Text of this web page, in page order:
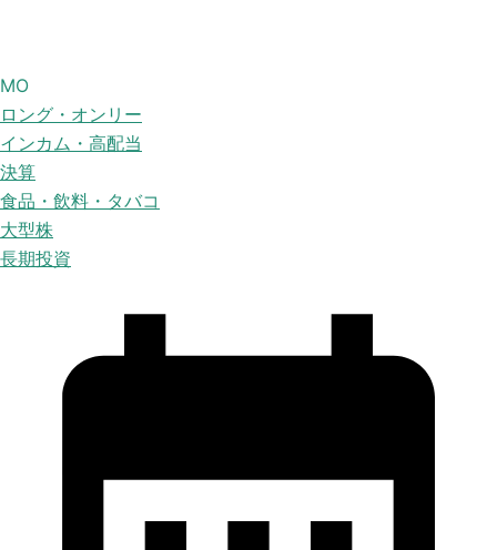
MO
ロング・オンリー
インカム・高配当
決算
食品・飲料・タバコ
大型株
長期投資